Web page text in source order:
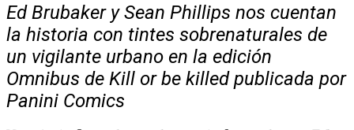
Ed Brubaker y Sean Phillips nos cuentan
la historia con tintes sobrenaturales de
un vigilante urbano en la edición
Omnibus de Kill or be killed publicada por
Panini Comics